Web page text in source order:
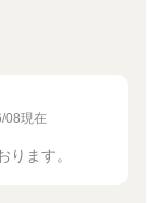
08現在
ります。